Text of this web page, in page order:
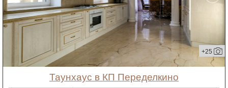
+25
таунхаус в КП Переделкино